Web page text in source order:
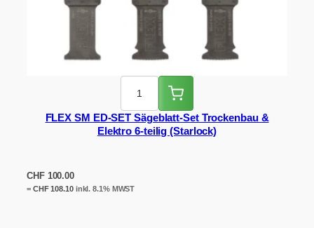
FLEX SM ED-SET Sägeblatt-Set Trockenbau &
Elektro 6-teilig (Starlock)
CHF100.00
= CHF108.10inkl. 8.1% MWST